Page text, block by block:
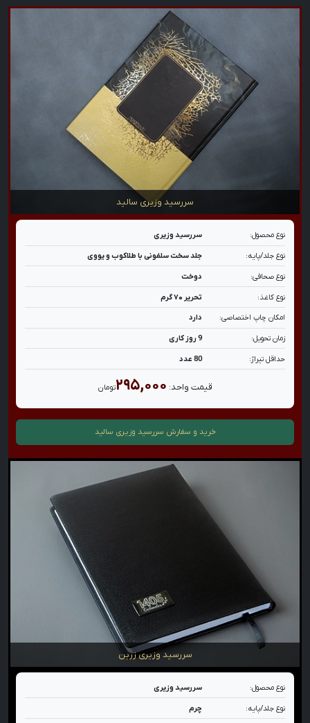
سررسید وزیری سالید
نوع محصول: سررسید وزیری
نوع جلد/پایه: جلد سخت سلفونی با طلاکوب و یووی
نوع صحافی: دوخت
نوع کاغذ: تحریر ۷۰ گرم
امکان چاپ اختصاصی: دارد
زمان تحویل: 9 روز کاری
حداقل تیراژ: 80 عدد
قیمت واحد: ۲۹۵,۰۰۰تومان
خرید و سفارش سررسید وزیری سالید
سررسید وزیری زرین
نوع محصول: سررسید وزیری
نوع جلد/پایه: چرم